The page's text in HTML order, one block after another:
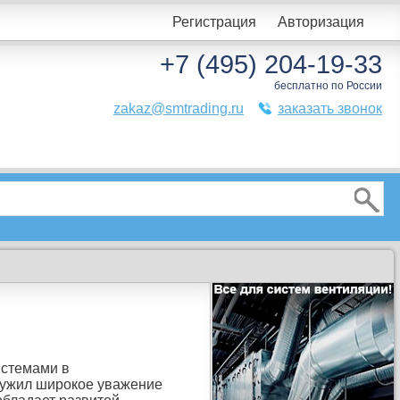
Регистрация Авторизация
+7 (495) 204-19-33
бесплатно по России
zakaz@smtrading.ru заказать звонок
в
широкое уважение